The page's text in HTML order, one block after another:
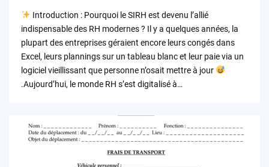
Introduction : Pourquoi le SIRH est devenu l’allié
indispensable des RH modernes ? Il y a quelques années, la
plupart des entreprises géraient encore leurs congés dans
Excel, leurs plannings sur un tableau blanc et leur paie via un
logiciel vieillissant que personne n’osait mettre à jour
.Aujourd’hui, le monde RH s’est digitalisé à…